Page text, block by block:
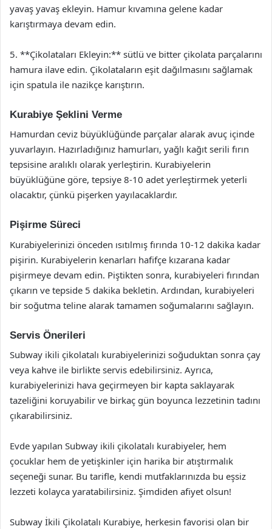
yavaş yavaş ekleyin. Hamur kıvamına gelene kadar
karıştırmaya devam edin.
5. **Çikolataları Ekleyin:** sütlü ve bitter çikolata parçalarını
hamura ilave edin. Çikolataların eşit dağılmasını sağlamak
için spatula ile nazikçe karıştırın.
Kurabiye Şeklini Verme
Hamurdan ceviz büyüklüğünde parçalar alarak avuç içinde
yuvarlayın. Hazırladığınız hamurları, yağlı kağıt serili fırın
tepsisine aralıklı olarak yerleştirin. Kurabiyelerin
büyüklüğüne göre, tepsiye 8-10 adet yerleştirmek yeterli
olacaktır, çünkü pişerken yayılacaklardır.
Pişirme Süreci
Kurabiyelerinizi önceden ısıtılmış fırında 10-12 dakika kadar
pişirin. Kurabiyelerin kenarları hafifçe kızarana kadar
pişirmeye devam edin. Piştikten sonra, kurabiyeleri fırından
çıkarın ve tepside 5 dakika bekletin. Ardından, kurabiyeleri
bir soğutma teline alarak tamamen soğumalarını sağlayın.
Servis Önerileri
Subway ikili çikolatalı kurabiyelerinizi soğuduktan sonra çay
veya kahve ile birlikte servis edebilirsiniz. Ayrıca,
kurabiyelerinizi hava geçirmeyen bir kapta saklayarak
tazeliğini koruyabilir ve birkaç gün boyunca lezzetinin tadını
çıkarabilirsiniz.
Evde yapılan Subway ikili çikolatalı kurabiyeler, hem
çocuklar hem de yetişkinler için harika bir atıştırmalık
seçeneği sunar. Bu tarifle, kendi mutfaklarınızda bu eşsiz
lezzeti kolayca yaratabilirsiniz. Şimdiden afiyet olsun!
Subway İkili Çikolatalı Kurabiye, herkesin favorisi olan bir